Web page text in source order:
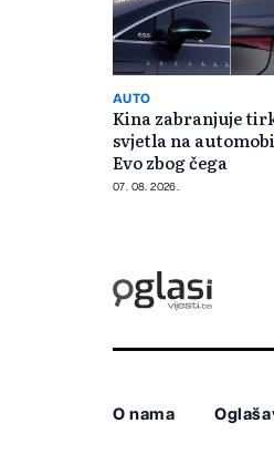
AUTO
Kina zabranjuje
svjetla na
Evo zbog čega
07. 08. 2026.
O nama